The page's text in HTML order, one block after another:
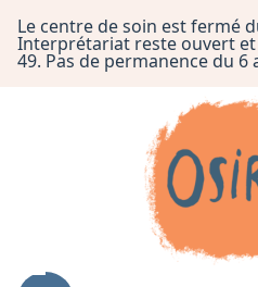
Le centre de soin est fermé
Interprétariat reste ouvert et
49. Pas de permanence du 6